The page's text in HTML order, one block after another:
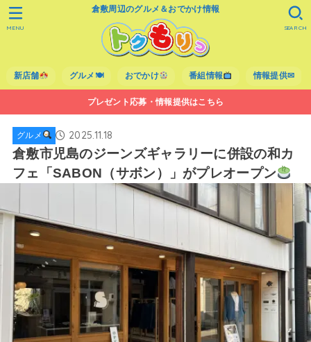
倉敷周辺のグルメ＆おでかけ情報
新店舗 グルメ🍽 おでかけ 番組情報 情報提供✉
SEARCH
MENU
プレゼント応募・情報提供はこちら
グルメ 2025.11.18
倉敷市児島のジーンズギャラリーに併設の和カ
フェ「SABON（サボン）」がプレオープン